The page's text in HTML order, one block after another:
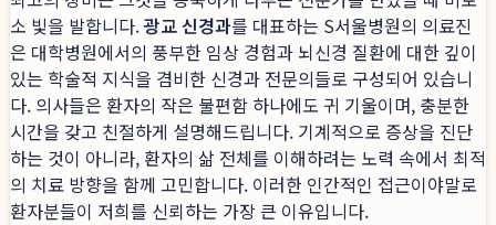
소 빛을 발합니다.광교 신경과를 대표하는 S서울병원의 의료진
은 대학병원에서의 풍부한 임상 경험과 뇌신경 질환에 대한 깊이
있는 학술적 지식을 겸비한 신경과 전문의들로 구성되어 있습니
다. 의사들은 환자의 작은 불편함 하나에도 귀 기울이며, 충분한
시간을 갖고 친절하게 설명해드립니다. 기계적으로 증상을 진단
하는 것이 아니라, 환자의 삶 전체를 이해하려는 노력 속에서 최적
의 치료 방향을 함께 고민합니다. 이러한 인간적인 접근이야말로
환자분들이 저희를 신뢰하는 가장 큰 이유입니다.